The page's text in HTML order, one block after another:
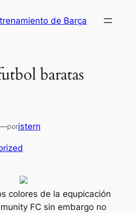
de Barça
baratas
poristern
colores de la equpicación
FC sin embargo no